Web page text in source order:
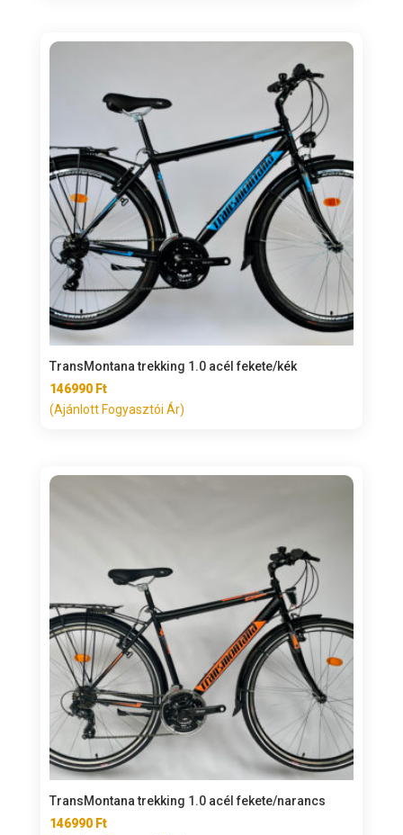
TransMontana trekking 1.0 acél fekete/kék
146990 Ft
(Ajánlott Fogyasztói Ár)
TransMontana trekking 1.0 acél fekete/narancs
146990 Ft